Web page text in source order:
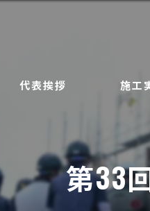
代表挨拶 施工
第33